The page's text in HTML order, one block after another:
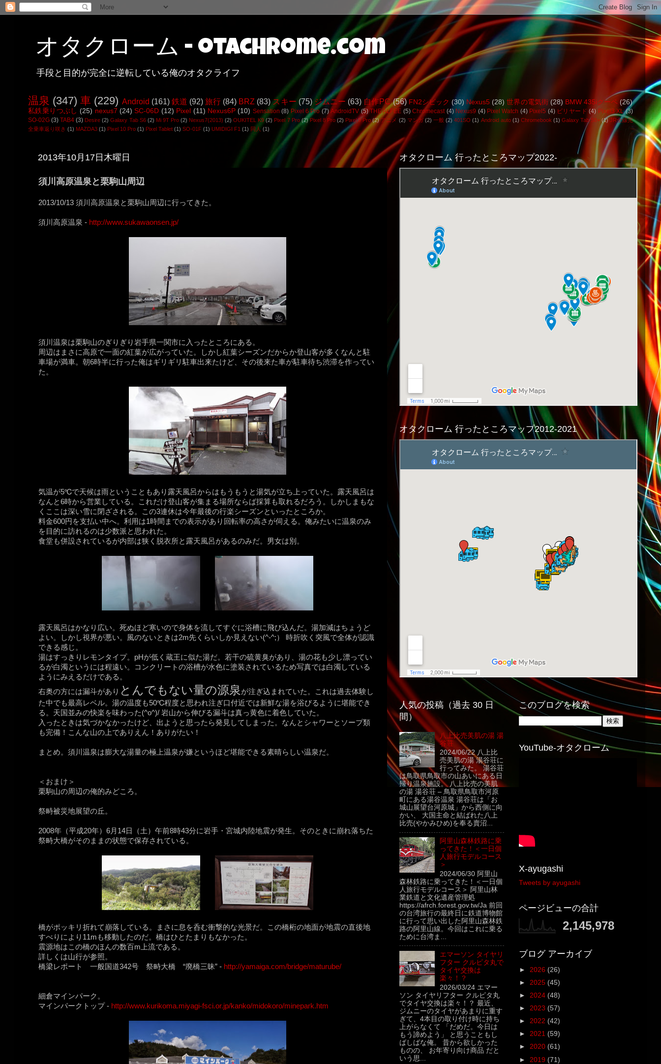
オタクローム - otachrome.com
手段と目的が完全に逆転している俺のオタクライフ
温泉 (347) 車 (229) Android (161) 鉄道 (92) 旅行 (84) BRZ (83) スキー (75) ジムニー (63) 自作PC (56) FN2シビック (30) Nexus5 (28) 世界の電気街 (28) BMW 435iクーペ (26)
私鉄乗りつぶし (25) nexus7 (24) SC-06D (12) Pixel (11) Nexus6P (10) Sensation (8) Pixel 6 Pro (7) AndroidTV (5) THE ALFEE (5) Chromecast (4) Nexus9 (4) Pixel Watch (4) Pixel5 (4) ビリヤード (4) Pixel3 XL (3)
SO-02G (3) TAB4 (3) Desire (2) Galaxy Tab S6 (2) Mi 9T Pro (2) Nexus7(2013) (2) OUKITEL K9 (2) Pixel 7 Pro (2) Pixel 8 Pro (2) Pixel 9 Pro (2) アニメ (2) マンガ (2) 一般 (2) 401SO (1) Android auto (1) Chromebook (1) Galaxy Tab S8+ (1) JR全線完
全乗車返り咲き (1) MAZDA3 (1) Pixel 10 Pro (1) Pixel Tablet (1) SO-01F (1) UMIDIGI F1 (1) 同人 (1)
2013年10月17日木曜日
須川高原温泉と栗駒山周辺
2013/10/13 須川高原温泉と栗駒山周辺に行ってきた。
須川高原温泉 - http://www.sukawaonsen.jp/
須川温泉は栗駒山のぎりぎり岩手県一関市に入ったところにある。
周辺はまさに高原で一面の紅葉が広がっていた。しかし紅葉シーズンだからか登山客が多くなんと駐
車場が満車。朝6時半に行った俺はギリギリ駐車出来たけど、その後来た車が駐車待ち渋滞を作ってい
た。
気温が5℃で天候は雨ということもあり露天風呂からはもうもうと湯気が立ち上っていた。露天風呂は
なんと6時から営業している。これだけ登山客が集まる場所ならば採算も取れるだろう。しかしまもな
くここは深い雪に閉ざされる。この3連休は今年最後の行楽シーズンといったところか。
料金600円を支払い中へ。利用は1時間までの表示があり回転率の高さが伺える。俺みたいに温泉のみ
を目的に訪れるのは少数派と思われた。
食堂も併設されているが内部は狭く脱衣所と露天風呂があるのみだ。男女は別。
露天風呂はかなり広い。死ぬほど寒いので身体を流してすぐに浴槽に飛び込んだ。湯加減はちょうど
よい。しかし視界が悪い。風のないときは2m先くらいしか見えない(^-^;） 時折吹く突風で全体が認識
できる感じ。
湯はすっきりレモンタイプ。pHが低く蔵王に似た湯だ。若干の硫黄臭があり、湯の花も少し漂ってい
るが白濁というには程遠い。コンクリートの浴槽が水色に塗装されているため写真では白濁している
ようにみえるだけである。
右奥の方には漏斗があり とんでもない量の源泉 が注ぎ込まれていた。これは過去体験し
た中でも最高レベル。湯の温度も50℃程度と思われ注ぎ口付近では新鮮な湯を浴びるように堪能でき
る。天国並みの快楽を味わった(^o^)/ 岩山から伸びる漏斗は真っ黄色に着色していた。
入ったときは気づかなかったけど、出ようと思ったら発見してしまった。なんとシャワーとソープ類
も完備！こんな山の上でありえん！ありがたい！
まとめ。須川温泉は膨大な湯量の極上温泉が嫌というほど堪能できる素晴らしい温泉だ。
＜おまけ＞
栗駒山の周辺の俺的みどころ。
祭畤被災地展望の丘。
2008年（平成20年）6月14日（土）午前8時43分に岩手・宮城内陸地震が発生。そのときに崩れ落ちた
祭畤大橋がそのままの状態で保存されている。
橋がポッキリ折れて崩落している。まさに息を呑む衝撃的な光景だ。この橋桁の地面が地震の直後地
すべりにより11mも移動したのだ。橋はひとたまりもなかった。
震源地はこの橋のほんの数百m上流である。
詳しくは山行が参照。
橋梁レポート 一般国道342号 祭畤大橋 “廃橋三昧” - http://yamaiga.com/bridge/maturube/
細倉マインパーク。
マインパークトップ - http://www.kurikoma.miyagi-fsci.or.jp/kanko/midokoro/minepark.htm
オタクローム 行ったところマップ2022-
オタクローム 行ったところマップ2012-2021
人気の投稿（過去 30 日
間）
八上比売美肌の湯 湯
谷荘
2024/06/22 八上比
売美肌の湯 湯谷荘に
行ってみた。 湯谷荘
は鳥取県鳥取市の山あいにある日
帰り温泉施設。 八上比売の美肌
の湯 湯谷荘 – 鳥取県鳥取市河原
町にある湯谷温泉 湯谷荘は「お
城山展望台河原城」から西側に向
かい、 大国主命と結ばれた八上
比売(やかみひめ)を奉る賣沼...
阿里山森林鉄路に乗
ってきた！＜一日個
人旅行モデルコース
＞
2024/06/30 阿里山
森林鉄路に乗ってきた！＜一日個
人旅行モデルコース＞ 阿里山林
業鉄道と文化遺産管理処
https://afrch.forest.gov.tw/Ja 前回
の台湾旅行の最終日に鉄道博物館
に行って思い出した阿里山森林鉄
路の阿里山線。今回はこれに乗る
ために台湾ま...
エマーソン タイヤリ
フター クルピタ丸で
タイヤ交換は
楽々！？
2026/03/24 エマー
ソン タイヤリフター クルピタ丸
でタイヤ交換は楽々！？ 最近、
ジムニーのタイヤがあまりに重す
ぎて、4本目の取り付け時に持ち
上がらなくて 「だめだ。今日は
もう諦めよう」 と思うこともし
ばしばな俺。 昔から欲しかった
ものの、 お年寄り向け商品 だと
いう思...
このブログを検索
YouTube-オタクローム
X-ayugashi
Tweets by ayugashi
ページビューの合計
2,145,978
ブログ アーカイブ
► 2026 (26)
► 2025 (45)
► 2024 (48)
► 2023 (57)
► 2022 (42)
► 2021 (59)
► 2020 (61)
► 2019 (71)